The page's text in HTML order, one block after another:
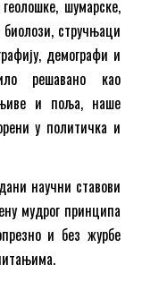
шумарске,
стручњаци
демографи и
решавано као
и поља, наше
у политичка и
научни ставови
мудрог принципа
и без журбе